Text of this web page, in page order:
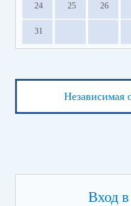
24 25 26
31
Независимая
Вход